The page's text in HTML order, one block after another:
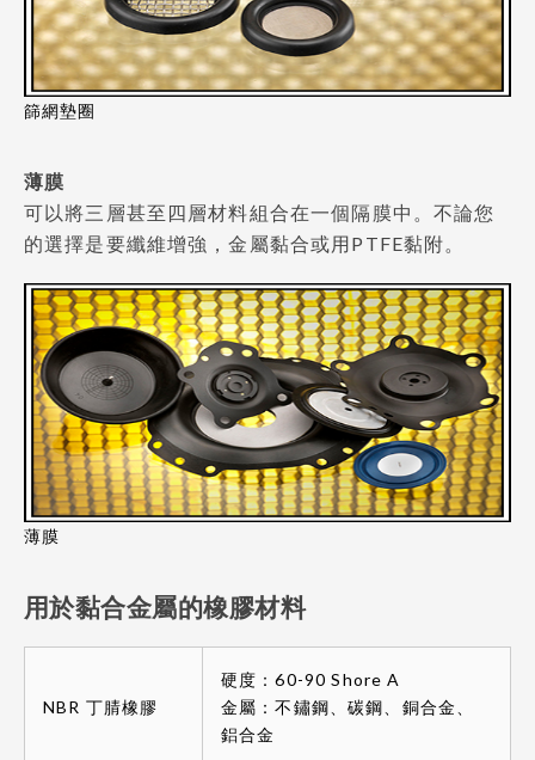
篩網墊圈
薄膜
可以將三層甚至四層材料組合在一個隔膜中。不論您
的選擇是要纖維增強，金屬黏合或用PTFE黏附。
薄膜
用於黏合金屬的橡膠材料
NBR 丁腈橡膠
硬度：60-90 Shore A
金屬：不鏽鋼、碳鋼、銅合金、
鋁合金